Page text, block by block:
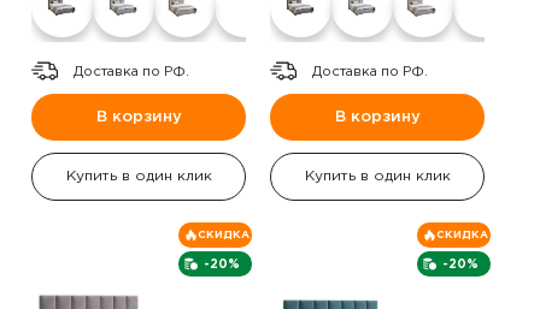
Доставка по РФ.
В корзину
Купить в один клик
Доставка по РФ.
В корзину
Купить в один клик
-20%
СКИДКА
-20%
СКИДКА